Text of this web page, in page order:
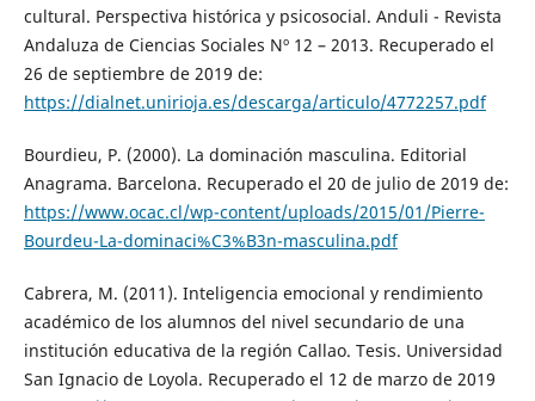
cultural. Perspectiva histórica y psicosocial. Anduli - Revista
Andaluza de Ciencias Sociales Nº 12 – 2013. Recuperado el
26 de septiembre de 2019 de:
https://dialnet.unirioja.es/descarga/articulo/4772257.pdf
Bourdieu, P. (2000). La dominación masculina. Editorial
Anagrama. Barcelona. Recuperado el 20 de julio de 2019 de:
https://www.ocac.cl/wp-content/uploads/2015/01/Pierre-
Bourdeu-La-dominaci%C3%B3n-masculina.pdf
Cabrera, M. (2011). Inteligencia emocional y rendimiento
académico de los alumnos del nivel secundario de una
institución educativa de la región Callao. Tesis. Universidad
San Ignacio de Loyola. Recuperado el 12 de marzo de 2019